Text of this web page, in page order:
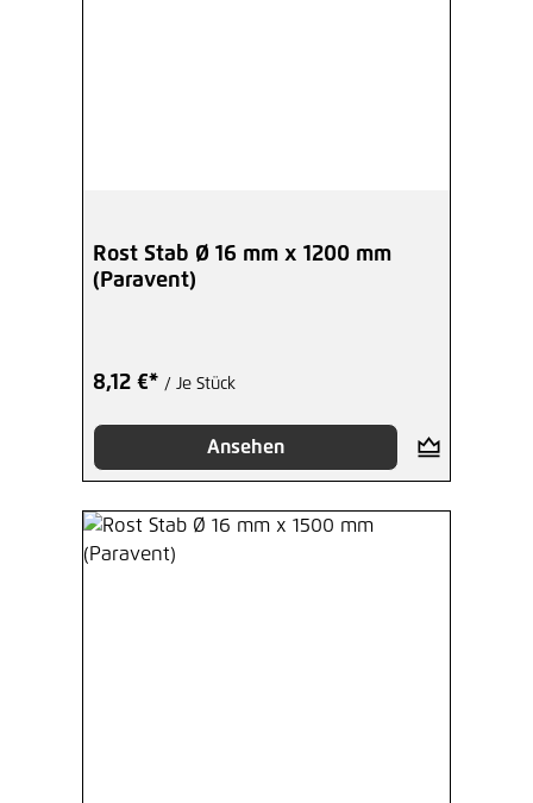
Rost Stab Ø 16 mm x 1200 mm
(Paravent)
8,12 €* / Je Stück
Ansehen